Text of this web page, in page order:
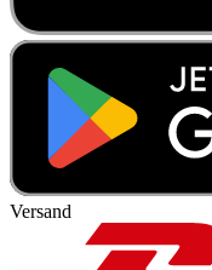
Versand